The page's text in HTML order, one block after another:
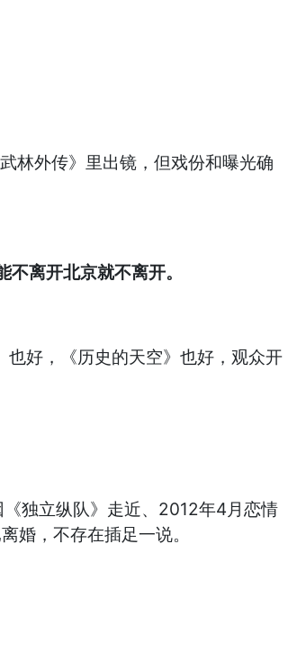
林外传》里出镜，但戏份和曝光确
离开北京就不离开。
好，《历史的天空》也好，观众开
独立纵队》走近、2012年4月恋情
，不存在插足一说。